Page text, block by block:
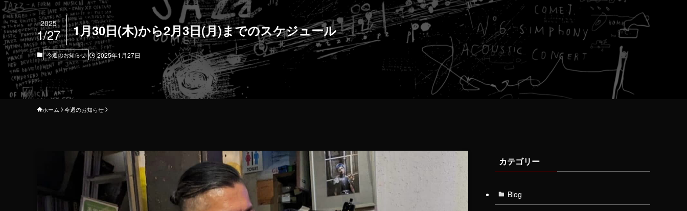
1月30日(木)から2月3日(月)までのスケジュール
2025
1/27
今週のお知らせ 2025年1月27日
ホーム 今週のお知らせ
カテゴリー
Blog